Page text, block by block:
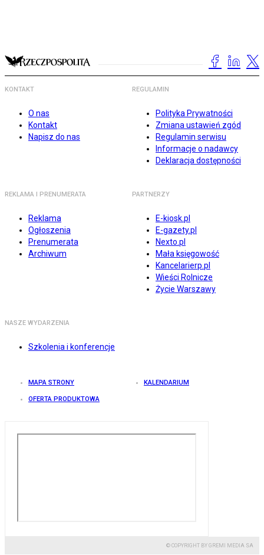
KONTAKT
O nas
Kontakt
Napisz do nas
REGULAMIN
Polityka Prywatności
Zmiana ustawień zgód
Regulamin serwisu
Informacje o nadawcy
Deklaracja dostępności
REKLAMA I PRENUMERATA
Reklama
Ogłoszenia
Prenumerata
Archiwum
PARTNERZY
E-kiosk.pl
E-gazety.pl
Nexto.pl
Mała księgowość
Kancelarierp.pl
Wieści Rolnicze
Życie Warszawy
NASZE WYDARZENIA
Szkolenia i konferencje
MAPA STRONY KALENDARIUM
OFERTA PRODUKTOWA
© COPYRIGHT BY GREMI MEDIA SA